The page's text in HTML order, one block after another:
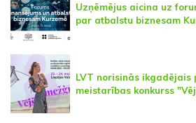
Uzņēmējus aicina uz
par atbalstu biznesam
LVT norisinās ikgadējais
meistarības konkurss